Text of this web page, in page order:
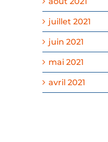
juillet 2021
juin 2021
mai 2021
avril 2021